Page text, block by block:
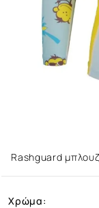
Rashguard
Χρώμα: